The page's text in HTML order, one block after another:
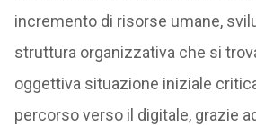
incremento di risorse umane,
struttura organizzativa che si
oggettiva situazione iniziale
percorso verso il digitale, grazie